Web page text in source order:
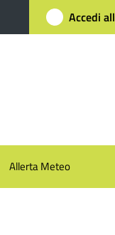
Accedi
Allerta Meteo